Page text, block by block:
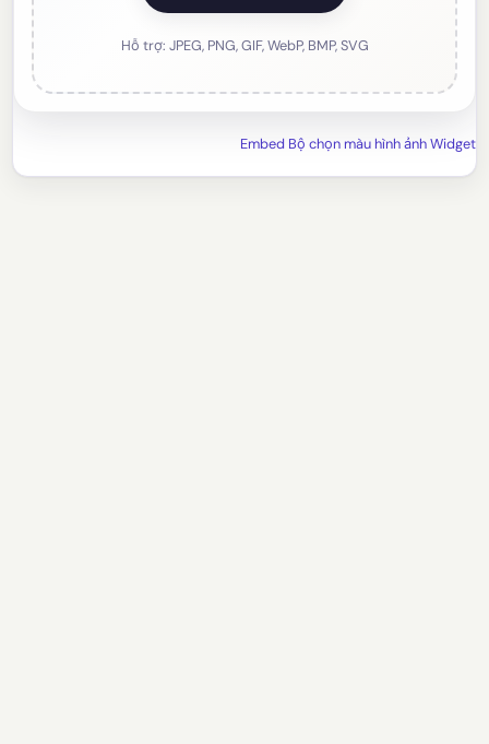
Hỗ trợ: JPEG, PNG, GIF, WebP, BMP, SVG
Embed Bộ chọn màu hình ảnh Widget